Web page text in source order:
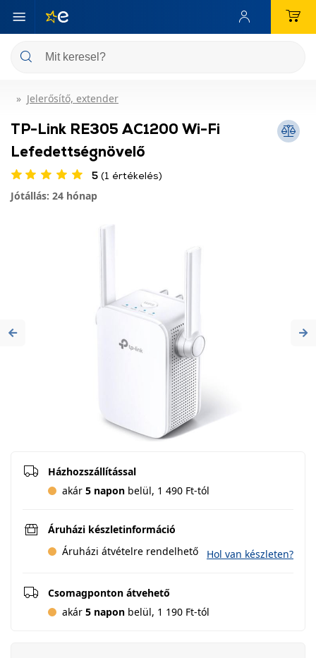
Jelerősítő, extender
TP-Link RE305 AC1200 Wi-Fi
Lefedettségnövelő
5 (1 értékelés)
Jótállás: 24 hónap
Previous
Házhozszállítással
akár 5 napon belül, 1 490 Ft-tól
Áruházi készletinformáció
Áruházi átvételre rendelhető
Hol van készleten?
Csomagponton átvehető
akár 5 napon belül, 1 190 Ft-tól